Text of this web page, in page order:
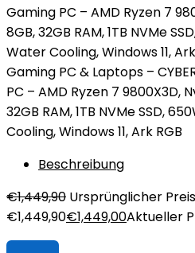
Gaming PC & Laptops –
PC – AMD Ryzen 7 9800X3D,
32GB RAM, 1TB NVMe SSD,
Cooling, Windows 11, Ark RGB
Beschreibung
€1,449,90 Ursprünglicher
€1,449,90€1,449,00Aktueller